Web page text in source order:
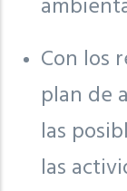
Con los
plan de
las
las